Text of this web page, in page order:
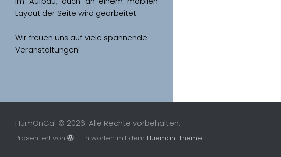
Wir freuen uns auf viele spannende
Veranstaltungen!
HumOnCal © 2026. Alle Rechte vorbehalten.
Präsentiert von - Entworfen mit dem Hueman-Theme